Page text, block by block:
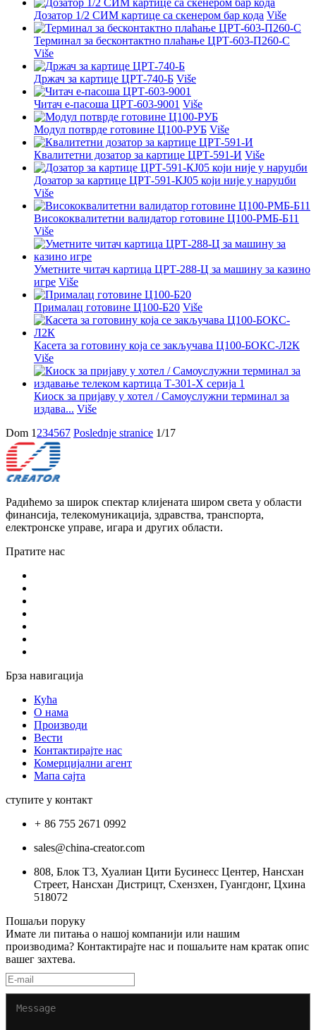
Дозатор 1/2 СИМ картице са скенером бар кода Više
Терминал за бесконтактно плаћање ЦРТ-603-П260-С
Više
Држач за картице ЦРТ-740-Б Više
Читач е-пасоша ЦРТ-603-9001 Više
Модул потврде готовине Ц100-РУБ Više
Квалитетни дозатор за картице ЦРТ-591-И Više
Дозатор за картице ЦРТ-591-КЈ05 који није у наруџби
Više
Висококвалитетни валидатор готовине Ц100-РМБ-Б11
Više
Уметните читач картица ЦРТ-288-Ц за машину за казино
игре Više
Прималац готовине Ц100-Б20 Više
Касета за готовину која се закључава Ц100-БОКС-Л2К
Više
Киоск за пријаву у хотел / Самоуслужни терминал за
издава... Više
Dom 1 234567 Poslednje stranice 1/17
Радићемо за широк спектар клијената широм света у области
финансија, телекомуникација, здравства, транспорта,
електронске управе, игара и других области.
Пратите нас
Брза навигација
Кућа
О нама
Производи
Вести
Контактирајте нас
Комерцијални агент
Мапа сајта
ступите у контакт
86 755 2671 0992
sales@china-creator.com
808, Блок Т3, Хуалиан Цити Бусинесс Центер, Нансхан
Стреет, Нансхан Дистрицт, Схензхен, Гуангдонг, Цхина
518072
Пошаљи поруку
Имате ли питања о нашој компанији или нашим
производима? Контактирајте нас и пошаљите нам кратак опис
вашег захтева.